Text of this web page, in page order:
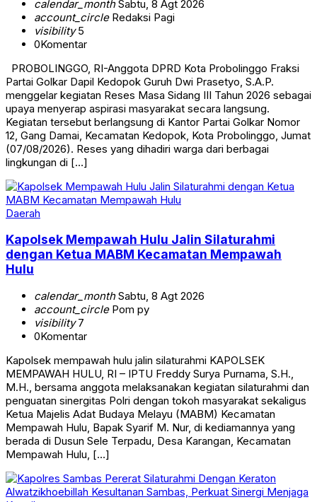
calendar_monthSabtu, 8 Agt 2026
account_circleRedaksi Pagi
visibility5
0Komentar
PROBOLINGGO, RI-Anggota DPRD Kota Probolinggo Fraksi
Partai Golkar Dapil Kedopok Guruh Dwi Prasetyo, S.A.P.
menggelar kegiatan Reses Masa Sidang III Tahun 2026 sebagai
upaya menyerap aspirasi masyarakat secara langsung.
Kegiatan tersebut berlangsung di Kantor Partai Golkar Nomor
12, Gang Damai, Kecamatan Kedopok, Kota Probolinggo, Jumat
(07/08/2026). Reses yang dihadiri warga dari berbagai
lingkungan di […]
Daerah
Kapolsek Mempawah Hulu Jalin Silaturahmi
dengan Ketua MABM Kecamatan Mempawah
Hulu
calendar_monthSabtu, 8 Agt 2026
account_circlePom py
visibility7
0Komentar
Kapolsek mempawah hulu jalin silaturahmi KAPOLSEK
MEMPAWAH HULU, RI – IPTU Freddy Surya Purnama, S.H.,
M.H., bersama anggota melaksanakan kegiatan silaturahmi dan
penguatan sinergitas Polri dengan tokoh masyarakat sekaligus
Ketua Majelis Adat Budaya Melayu (MABM) Kecamatan
Mempawah Hulu, Bapak Syarif M. Nur, di kediamannya yang
berada di Dusun Sele Terpadu, Desa Karangan, Kecamatan
Mempawah Hulu, […]